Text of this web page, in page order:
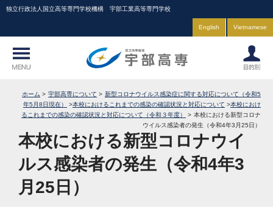
独立行政法人国立高等専門学校機構 宇部工業高等専門学校
English Vietnamese
ホーム 宇部高専について
新型コロナウイルス感染症に関する対応について（令和5
年5月8日現在）
本校におけるこれまでの感染の確認状況と対応について
本校におけ
るこれまでの感染の確認状況と対応について（令和３年度）
本校における新型コロナ
ウイルス感染者の発生（令和4年3月25日）
本校における新型コロナウイ
ルス感染者の発生（令和4年3
月25日）